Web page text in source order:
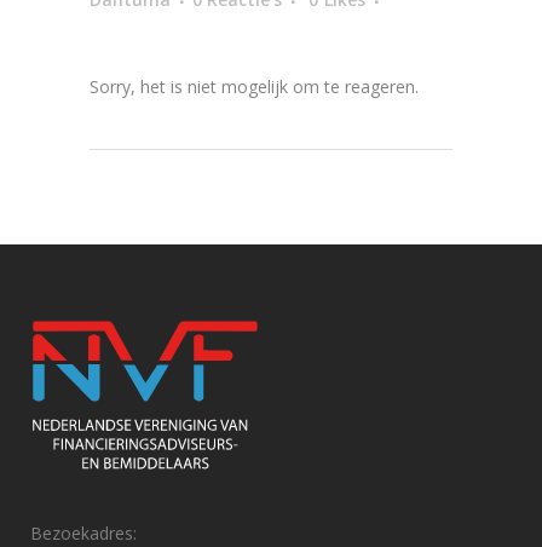
Sorry, het is niet mogelijk om te reageren.
Bezoekadres: